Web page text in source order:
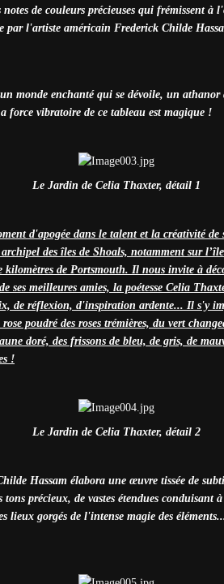
de couleurs précieuses qui frémissent à
par l'artiste américain Frederick Childe
monde enchanté qui se dévoile, un
force vibratoire de ce tableau est magique !
Le Jardin de Celia Thaxter, détail 1
d'apogée dans le talent et la créativité
des îles de Shoals, notamment sur
kilomètres de Portsmouth. Il nous invite à
ses meilleures amies, la poétesse Celia
de réflexion, d'inspiration ardente... Il s'y
poudré des roses trémières, du vert
doré, des frissons de bleu, de gris, de
!
Le Jardin de Celia Thaxter, détail 2
Hassam élabora une œuvre tissée de
précieux, de vastes étendues conduisant
lieux gorgés de l'intense magie des